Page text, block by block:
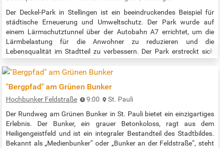
Der Deckel-Park in Stellingen ist ein beeindruckendes Beispiel für
städtische Erneuerung und Umweltschutz. Der Park wurde auf
einem Lärmschutztunnel über der Autobahn A7 errichtet, um die
Lärmbelastung für die Anwohner zu reduzieren und die
Lebensqualität im Stadtteil zu verbessern. Der Park erstreckt sich
getrennten Stadtteile Stellingen und Eidelstedt1. Der Park bietet eine
"Bergpfad" am Grünen Bunker
Hochbunker Feldstraße 9:00
St. Pauli
Der Rundweg am Grünen Bunker in St. Pauli bietet ein einzigartiges
Erlebnis. Der Bunker, ein grauer Betonkoloss, ragt aus dem
Heiligengeistfeld und ist ein integraler Bestandteil des Stadtbildes.
Bekannt als „Medienbunker“ oder „Bunker an der Feldstraße“, steht